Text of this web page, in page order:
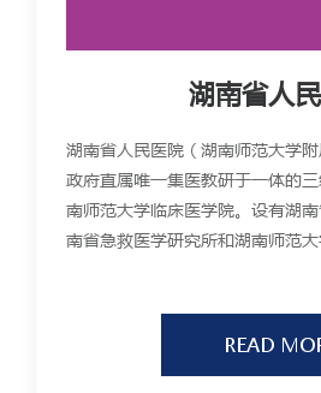
湖南省人
湖南省人民医院（湖南师范大学
政府直属唯一集医教研于一体的
南师范大学临床医学院。设有湖
南省急救医学研究所和湖南师范
READ